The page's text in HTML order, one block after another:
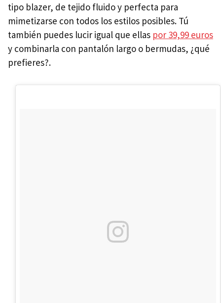
tipo blazer, de tejido fluido y perfecta para
mimetizarse con todos los estilos posibles. Tú
también puedes lucir igual que ellas por 39,99 euros
y combinarla con pantalón largo o bermudas, ¿qué
prefieres?.